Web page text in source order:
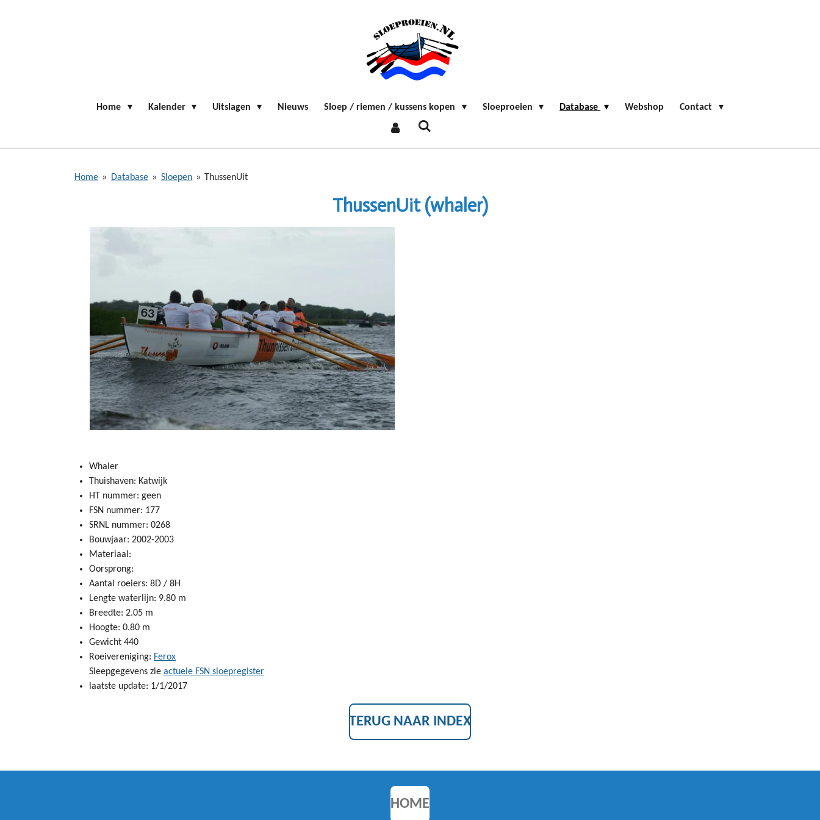
Home Kalender Uitslagen Nieuws Sloep / riemen / kussens kopen Sloeproeien Database Webshop Contact
Home » Database » Sloepen » ThussenUit
ThussenUit (whaler)
Whaler
Thuishaven: Katwijk
HT nummer: geen
FSN nummer: 177
SRNL nummer: 0268
Bouwjaar: 2002-2003
Materiaal:
Oorsprong:
Aantal roeiers: 8D / 8H
Lengte waterlijn: 9.80 m
Breedte: 2.05 m
Hoogte: 0.80 m
Gewicht 440
Roeivereniging: Ferox
Sleepgegevens zie actuele FSN sloepregister
laatste update: 1/1/2017
TERUG NAAR INDEX
HOME